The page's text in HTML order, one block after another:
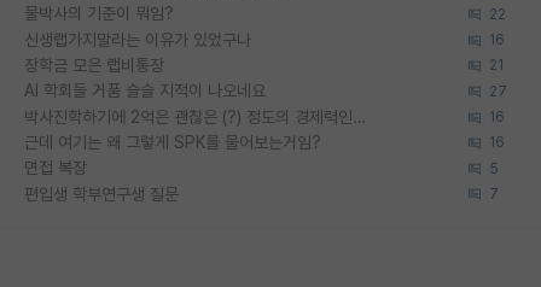
물박사의 기준이 뭐임? 22
신생랩가지말라는 이유가 있었구나 16
장학금 모은 랩비통장 21
AI 학회들 거품 슬슬 지적이 나오네요 27
박사진학하기에 2억은 괜찮은 (?) 정도의 경제력인가요 16
근데 여기는 왜 그렇게 SPK를 물어보는거임? 16
면접 복장 5
편입생 학부연구생 질문 7